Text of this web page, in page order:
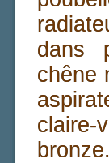
dans
chêne
bronze.